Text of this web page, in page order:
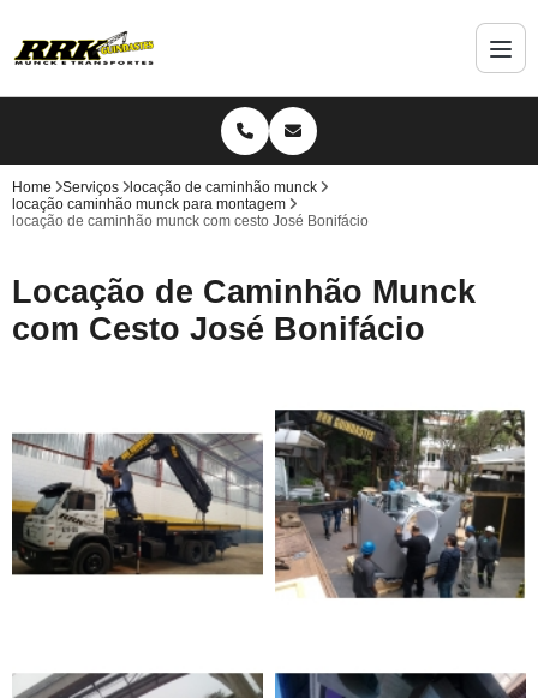
Home Serviços
locação de caminhão munck
locação caminhão munck para montagem
locação de caminhão munck com cesto José Bonifácio
Locação de Caminhão Munck
com Cesto José Bonifácio